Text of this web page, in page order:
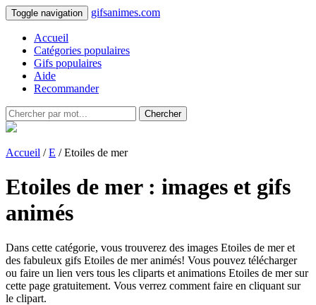
Toggle navigation gifsanimes.com
Accueil
Catégories populaires
Gifs populaires
Aide
Recommander
Chercher
Accueil /E / Etoiles de mer
Etoiles de mer : images et gifs
animés
Dans cette catégorie, vous trouverez des images Etoiles de mer et
des fabuleux gifs Etoiles de mer animés! Vous pouvez télécharger
ou faire un lien vers tous les cliparts et animations Etoiles de mer sur
cette page gratuitement. Vous verrez comment faire en cliquant sur
le clipart.